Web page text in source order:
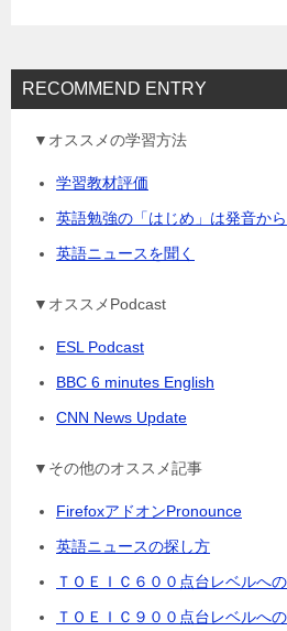
RECOMMEND ENTRY
▼オススメの学習方法
学習教材評価
英語勉強の「はじめ」は発音から
英語ニュースを聞く
▼オススメPodcast
ESL Podcast
BBC 6 minutes English
CNN News Update
▼その他のオススメ記事
FirefoxアドオンPronounce
英語ニュースの探し方
ＴＯＥＩＣ６００点台レベルへ
ＴＯＥＩＣ９００点台レベルへ